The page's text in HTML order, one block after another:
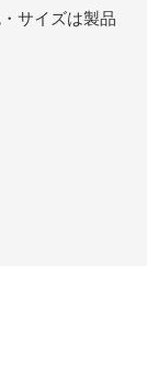
サイズは製品